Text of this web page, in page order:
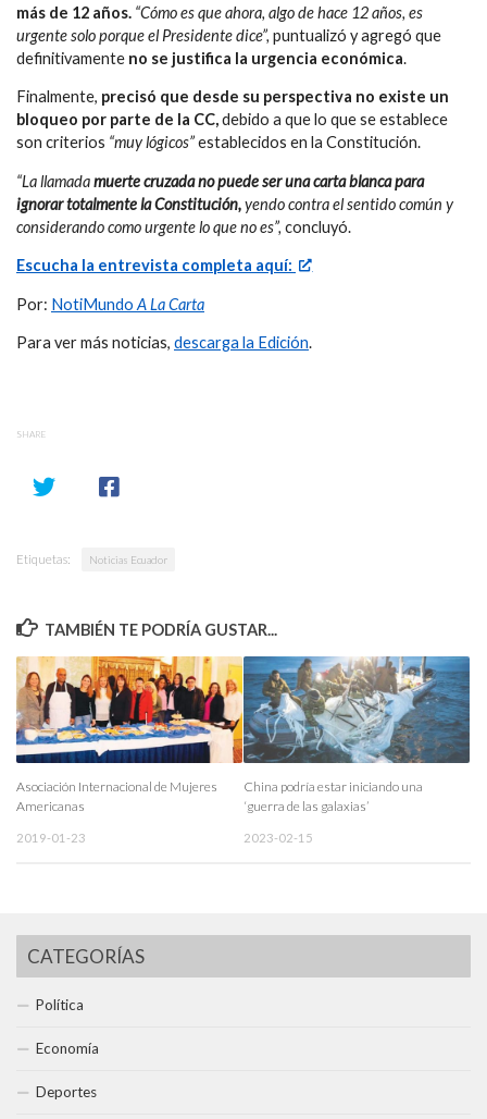
más de 12 años. “Cómo es que ahora, algo de hace 12 años, es
urgente solo porque el Presidente dice”, puntualizó y agregó que
definitivamente no se justifica la urgencia económica.
Finalmente, precisó que desde su perspectiva no existe un
bloqueo por parte de la CC,debido a que lo que se establece
son criterios “muy lógicos”establecidos en la Constitución.
“La llamadamuerte cruzada no puede ser una carta blanca para
ignorar totalmente la Constitución,yendo contra el sentido común y
considerando como urgente lo que no es”, concluyó.
Escucha la entrevista completa aquí:
Por: NotiMundo A La Carta
Para ver más noticias, descarga la Edición.
SHARE
Etiquetas: Noticias Ecuador
TAMBIÉN TE PODRÍA GUSTAR...
Asociación Internacional de Mujeres
Americanas
2019-01-23
China podría estar iniciando una
‘guerra de las galaxias’
2023-02-15
CATEGORÍAS
Política
Economía
Deportes